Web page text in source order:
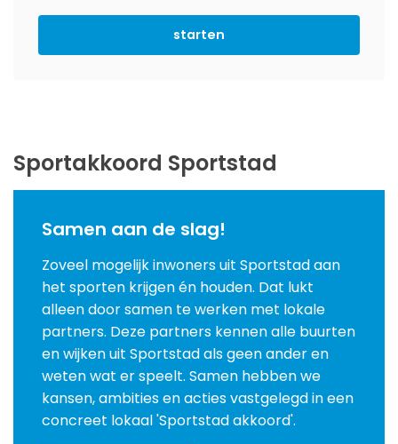
starten
Sportakkoord Sportstad
Samen aan de slag!
Zoveel mogelijk inwoners uit Sportstad aan
het sporten krijgen én houden. Dat lukt
alleen door samen te werken met lokale
partners. Deze partners kennen alle buurten
en wijken uit Sportstad als geen ander en
weten wat er speelt. Samen hebben we
kansen, ambities en acties vastgelegd in een
concreet lokaal 'Sportstad akkoord'.